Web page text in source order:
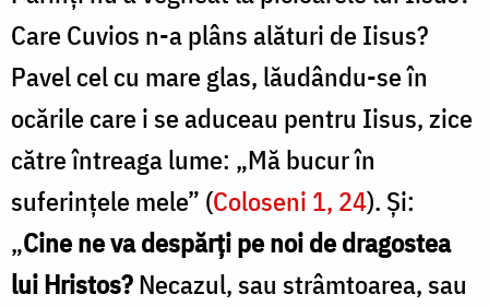
Care Cuvios n-a plâns alături de Iisus?
Pavel cel cu mare glas, lăudându-se în
ocările care i se aduceau pentru Iisus, zice
către întreaga lume: „Mă bucur în
suferințele mele” (Coloseni 1, 24). Și:
„Cine ne va despărți pe noi de dragostea
lui Hristos?Necazul, sau strâmtoarea, sau